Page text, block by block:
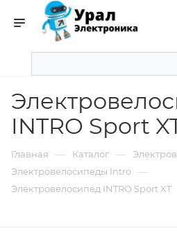
INTRO Sport
Главная — Каталог —
Электровелосипеды Intro —
Электровелосипед INTRO Sport XT